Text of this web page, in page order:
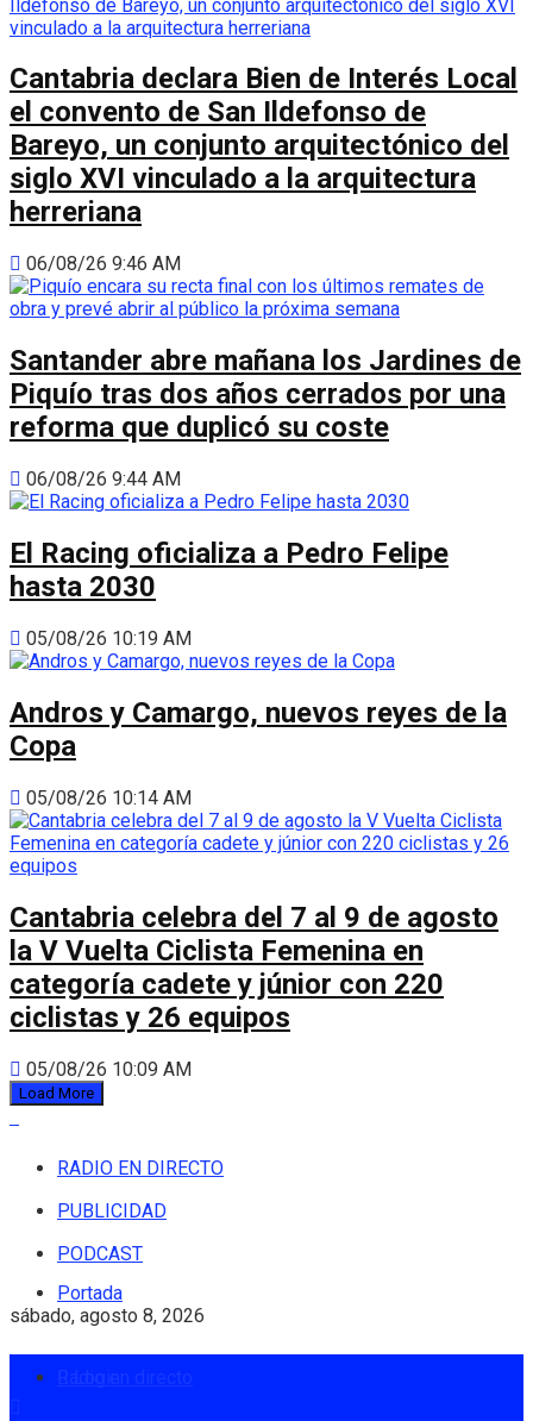
Cantabria declara Bien de Interés Local
el convento de San Ildefonso de
Bareyo, un conjunto arquitectónico del
siglo XVI vinculado a la arquitectura
herreriana
06/08/26 9:46 AM
Santander abre mañana los Jardines de
Piquío tras dos años cerrados por una
reforma que duplicó su coste
06/08/26 9:44 AM
El Racing oficializa a Pedro Felipe
hasta 2030
05/08/26 10:19 AM
Andros y Camargo, nuevos reyes de la
Copa
05/08/26 10:14 AM
Cantabria celebra del 7 al 9 de agosto
la V Vuelta Ciclista Femenina en
categoría cadete y júnior con 220
ciclistas y 26 equipos
05/08/26 10:09 AM
Load More
RADIO EN DIRECTO
PUBLICIDAD
PODCAST
sábado, agosto 8, 2026
Portada